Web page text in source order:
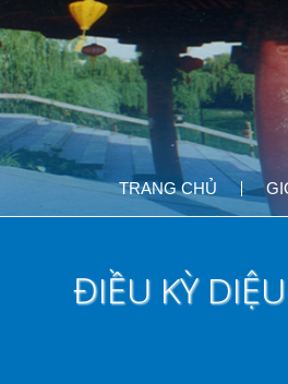
TRANG CHỦ
ĐIỀU KỲ